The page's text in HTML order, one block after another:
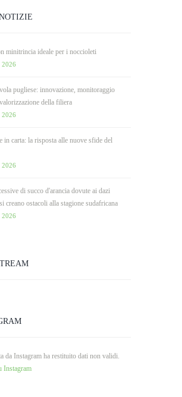
minitrincia ideale per i noccioleti
pugliese: innovazione, monitoraggio
della filiera
in carta: la risposta alle nuove sfide del
di succo d'arancia dovute ai dazi
creano ostacoli alla stagione sudafricana
da Instagram ha restituito dati non validi.
Instagram